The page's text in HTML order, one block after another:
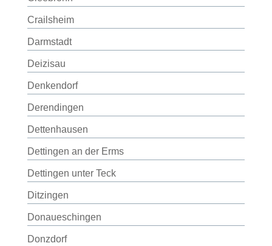
Crailsheim
Darmstadt
Deizisau
Denkendorf
Derendingen
Dettenhausen
Dettingen an der Erms
Dettingen unter Teck
Ditzingen
Donaueschingen
Donzdorf